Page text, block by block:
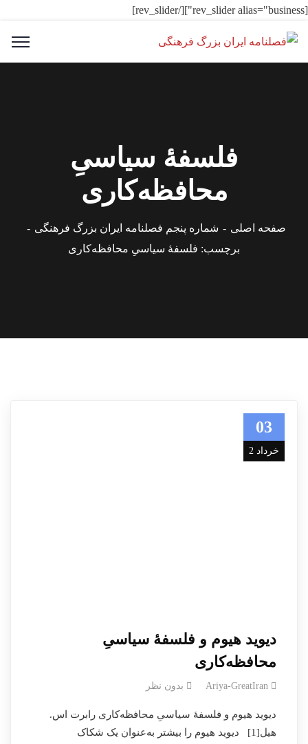
[rev_slider alias="business"][/rev_slider]
فلسفهٔ سیاسیِ
محافظه‌کاری
صفحه اصلی
شماره پنجم فصلنامه ایران بزرگ فرهنگی
برچسب: فلسفهٔ سیاسیِ محافظه‌کاری
03
خرداد 2
دیوید هیوم و فلسفهٔ سیاسیِ
محافظه‌کاری
Ariya-GreatIran بدون نظر
دیوید هیوم و فلسفهٔ سیاسیِ محافظه‌کاری رابرت اس.
هیل[1] دیوید هیوم را بیشتر به‌عنوان یک شکاک